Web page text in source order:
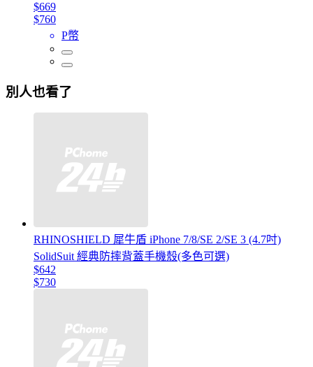
$669
$760
P幣
別人也看了
RHINOSHIELD 犀牛盾 iPhone 7/8/SE 2/SE 3 (4.7吋)
SolidSuit 經典防摔背蓋手機殼(多色可選)
$642
$730